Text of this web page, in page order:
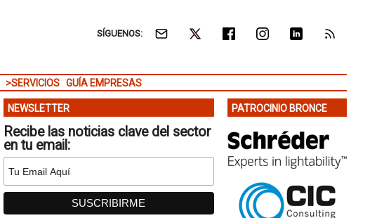
SÍGUENOS:
>SERVICIOS GUÍA EMPRESAS
NEWSLETTER
Recibe las noticias clave del sector
en tu email:
PATROCINIO BRONCE